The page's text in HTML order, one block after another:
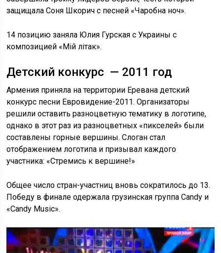
защищала Соня Шкорич с песней «Чаробна ноч».
14 позицию заняла Юлия Гурская с Украины с
композицией «Miй лiтак».
Детский конкурс — 2011 год
Армения приняла на территории Еревана детский
конкурс песни Евровидение-2011. Организаторы
решили оставить разноцветную тематику в логотипе,
однако в этот раз из разноцветных «пикселей» были
составлены горные вершины. Слоган стал
отображением логотипа и призывал каждого
участника: «Стремись к вершине!»
Общее число стран-участниц вновь сократилось до 13.
Победу в финале одержала грузинская группа Candy и
«Candy Music».